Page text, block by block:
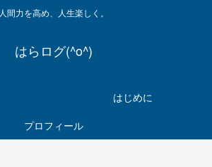
人間力を高め、人生楽しく。
はらログ(^o^)
はじめに
プロフィール